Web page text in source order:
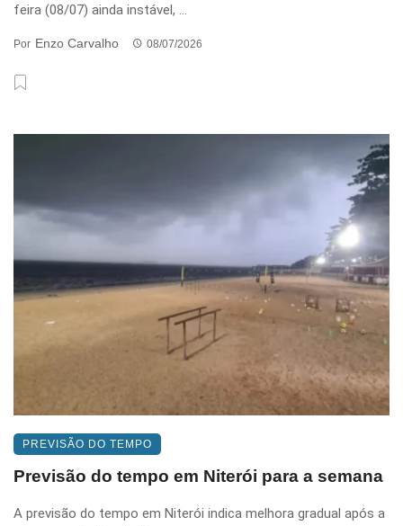
feira (08/07) ainda instável, ...
Por Enzo Carvalho 08/07/2026
PREVISÃO DO TEMPO
Previsão do tempo em Niterói para a semana
A previsão do tempo em Niterói indica melhora gradual após a